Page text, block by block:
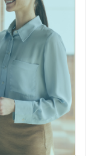
et
en
il
tout en
de vente.
à la